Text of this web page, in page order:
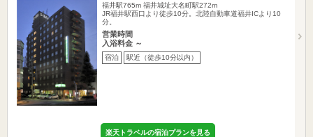
福井駅765m 福井城址大名町駅272m
JR福井駅西口より徒歩10分。北陸自動車道福井ICより10
分。
営業時間
入浴料金 ～
宿泊 駅近（徒歩10分以内）
楽天トラベルの宿泊プランを見る